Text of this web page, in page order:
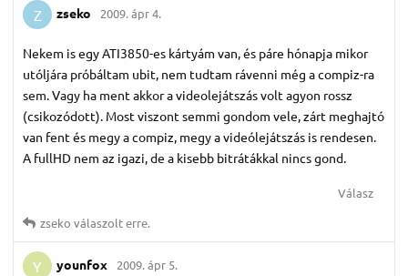
Z zseko 2009. ápr 4.
Nekem is egy ATI3850-es kártyám van, és páre hónapja mikor
utóljára próbáltam ubit, nem tudtam rávenni még a compiz-ra
sem. Vagy ha ment akkor a videolejátszás volt agyon rossz
(csikozódott). Most viszont semmi gondom vele, zárt meghajtó
van fent és megy a compiz, megy a videólejátszás is rendesen.
A fullHD nem az igazi, de a kisebb bitrátákkal nincs gond.
Válasz
zseko válaszolt erre.
Y younfox 2009. ápr 5.